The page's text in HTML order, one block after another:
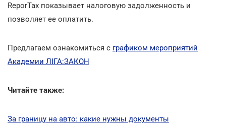
ReporTax показывает налоговую задолженность и
позволяет ее оплатить.
Предлагаем ознакомиться с графиком мероприятий
Академии ЛІГА:ЗАКОН
Читайте также:
За границу на авто: какие нужны документы